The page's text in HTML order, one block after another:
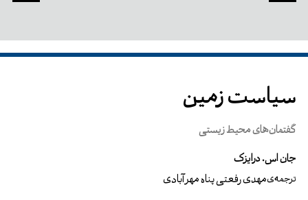
سیاست زمین
گفتمان‌های محیط زیستی
جان اس. درایزک
ترجمه‌یمهدی رفعتی پناه مهرآبادی